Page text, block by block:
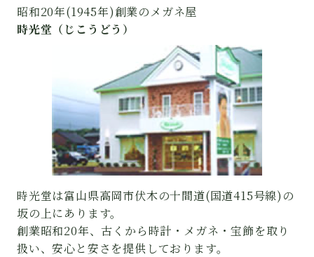
昭和20年(1945年)創業のメガネ屋
時光堂（じこうどう）
時光堂は富山県高岡市伏木の十間道(国道415号線)の
坂の上にあります。
創業昭和20年、古くから時計・メガネ・宝飾を取り
扱い、安心と安さを提供しております。